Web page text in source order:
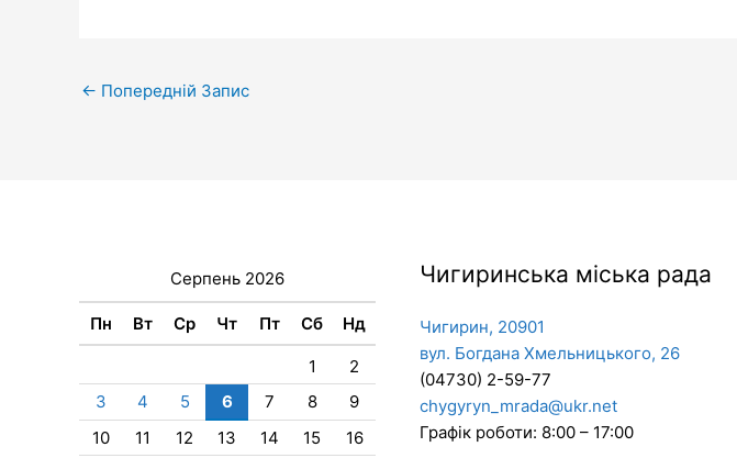
← Попередній Запис
Серпень 2026
Пн Вт Ср Чт Пт Сб Нд
1
2
3
4 5 6 7 8
9
10
11 12 13 14 15 16
Чигиринська міська рада
Чигирин, 20901
вул. Богдана Хмельницького, 26
(04730) 2-59-77
chygyryn_mrada@ukr.net
Графік роботи: 8:00 – 17:00